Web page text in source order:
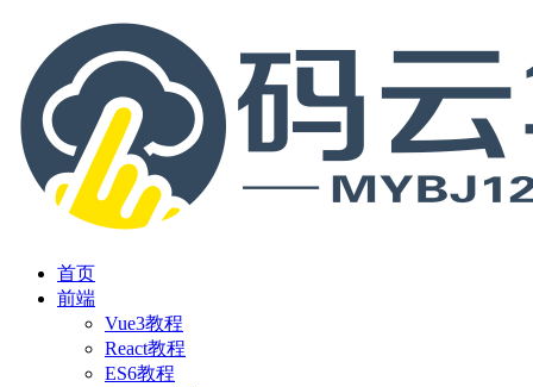
首页
前端
Vue3教程
React教程
ES6教程